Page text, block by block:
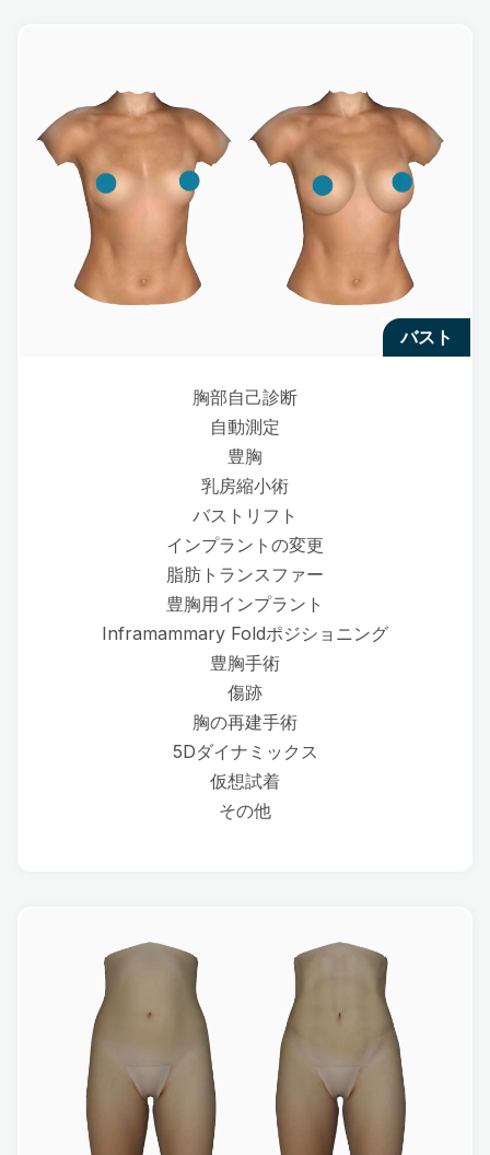
バスト
胸部自己診断
自動測定
豊胸
乳房縮小術
バストリフト
インプラントの変更
脂肪トランスファー
豊胸用インプラント
Inframammary Foldポジショニング
豊胸手術
傷跡
胸の再建手術
5Dダイナミックス
仮想試着
その他